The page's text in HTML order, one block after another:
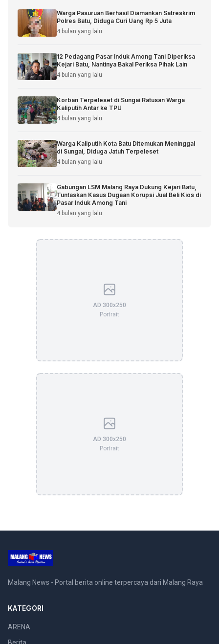
Warga Pasuruan Berhasil Diamankan Satreskrim
Polres Batu, Diduga Curi Uang Rp 5 Juta
4 bulan yang lalu
12 Pedagang Pasar Induk Among Tani Diperiksa
Kejari Batu, Nantinya Bakal Periksa Pihak Lain
4 bulan yang lalu
Korban Terpeleset di Sungai Ratusan Warga
Kaliputih Antar ke TPU
4 bulan yang lalu
Warga Kaliputih Kota Batu Ditemukan Meninggal
di Sungai, Diduga Jatuh Terpeleset
4 bulan yang lalu
Gabungan LSM Malang Raya Dukung Kejari Batu,
Tuntaskan Kasus Dugaan Korupsi Jual Beli Kios di
Pasar Induk Among Tani
4 bulan yang lalu
AD 300x250
Portrait
AD 300x250
Portrait
Malang News - Portal berita online terpercaya dari Malang Raya
KATEGORI
ARENA